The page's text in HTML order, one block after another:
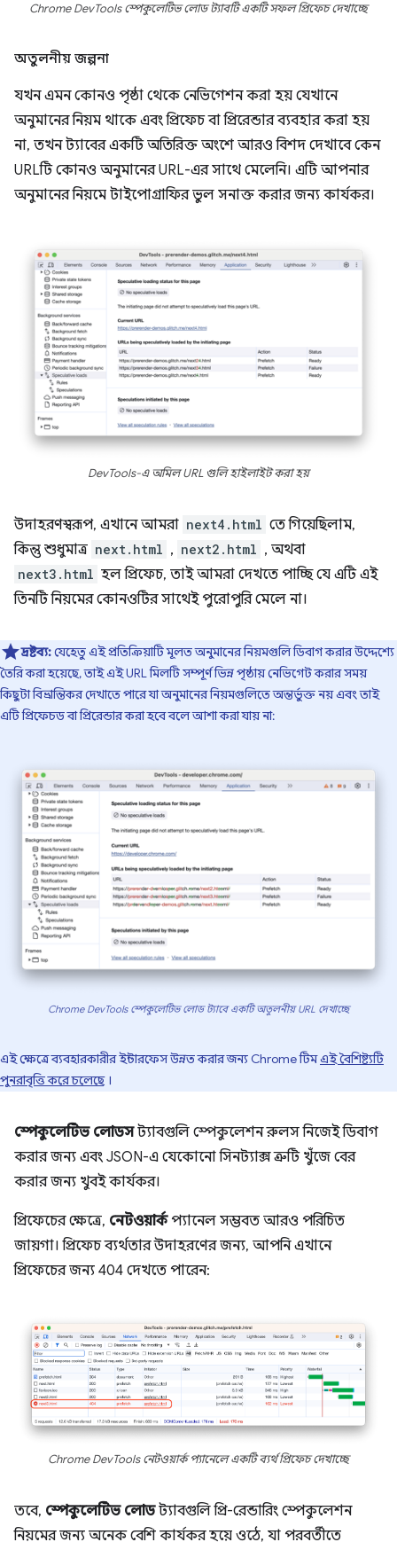
Chrome DevTools স্পেকুলেটিভ লোড ট্যাবটি একটি সফল প্রিফেচ দেখাচ্ছে
অতুলনীয় জল্পনা
যখন এমন কোনও পৃষ্ঠা থেকে নেভিগেশন করা হয় যেখানে
অনুমানের নিয়ম থাকে এবং প্রিফেচ বা প্রিরেন্ডার ব্যবহার করা হয়
না, তখন ট্যাবের একটি অতিরিক্ত অংশে আরও বিশদ দেখাবে কেন
URLটি কোনও অনুমানের URL-এর সাথে মেলেনি। এটি আপনার
অনুমানের নিয়মে টাইপোগ্রাফির ভুল সনাক্ত করার জন্য কার্যকর।
DevTools-এ অমিল URL গুলি হাইলাইট করা হয়
উদাহরণস্বরূপ, এখানে আমরা next4.html তে গিয়েছিলাম,
কিন্তু শুধুমাত্র next.html , next2.html , অথবা
next3.html হল প্রিফেচ, তাই আমরা দেখতে পাচ্ছি যে এটি এই
তিনটি নিয়মের কোনওটির সাথেই পুরোপুরি মেলে না।
দ্রষ্টব্য:যেহেতু এই প্রতিক্রিয়াটি মূলত অনুমানের নিয়মগুলি ডিবাগ করার উদ্দেশ্যে
তৈরি করা হয়েছে, তাই এই URL মিলটি সম্পূর্ণ ভিন্ন পৃষ্ঠায় নেভিগেট করার সময়
কিছুটা বিভ্রান্তিকর দেখাতে পারে যা অনুমানের নিয়মগুলিতে অন্তর্ভুক্ত নয় এবং তাই
এটি প্রিফেচড বা প্রিরেন্ডার করা হবে বলে আশা করা যায় না:
Chrome DevTools স্পেকুলেটিভ লোড ট্যাবে একটি অতুলনীয় URL দেখাচ্ছে
এই ক্ষেত্রে ব্যবহারকারীর ইন্টারফেস উন্নত করার জন্য Chrome টিমএই বৈশিষ্ট্যটি
পুনরাবৃত্তি করে চলেছে।
স্পেকুলেটিভ লোডসট্যাবগুলি স্পেকুলেশন রুলস নিজেই ডিবাগ
করার জন্য এবং JSON-এ যেকোনো সিনট্যাক্স ত্রুটি খুঁজে বের
করার জন্য খুবই কার্যকর।
প্রিফেচের ক্ষেত্রে, নেটওয়ার্কপ্যানেল সম্ভবত আরও পরিচিত
জায়গা। প্রিফেচ ব্যর্থতার উদাহরণের জন্য, আপনি এখানে
প্রিফেচের জন্য 404 দেখতে পারেন:
Chrome DevTools নেটওয়ার্ক প্যানেলে একটি ব্যর্থ প্রিফেচ দেখাচ্ছে
তবে, স্পেকুলেটিভ লোডট্যাবগুলি প্রি-রেন্ডারিং স্পেকুলেশন
নিয়মের জন্য অনেক বেশি কার্যকর হয়ে ওঠে, যা পরবর্তীতে